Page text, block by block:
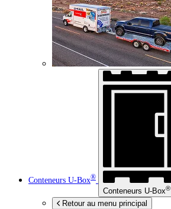
Conteneurs U-Box®
Conteneurs U-Box®
Retour au menu principal